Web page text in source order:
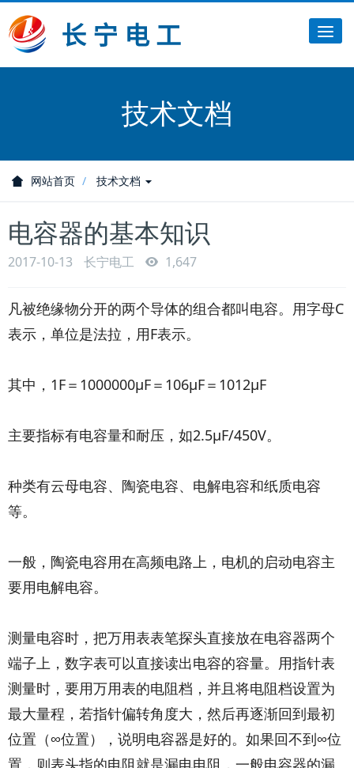
技术文档
网站首页 技术文档
电容器的基本知识
2017-10-13 长宁电工 1,647
凡被绝缘物分开的两个导体的组合都叫电容。用字母C
表示，单位是法拉，用F表示。
其中，1F＝1000000μF＝106μF＝1012μF
主要指标有电容量和耐压，如2.5μF/450V。
种类有云母电容、陶瓷电容、电解电容和纸质电容
等。
一般，陶瓷电容用在高频电路上，电机的启动电容主
要用电解电容。
测量电容时，把万用表表笔探头直接放在电容器两个
端子上，数字表可以直接读出电容的容量。用指针表
测量时，要用万用表的电阻档，并且将电阻档设置为
最大量程，若指针偏转角度大，然后再逐渐回到最初
位置（∞位置），说明电容器是好的。如果回不到∞位
置，则表头指的电阻就是漏电电阻，一般电容器的漏